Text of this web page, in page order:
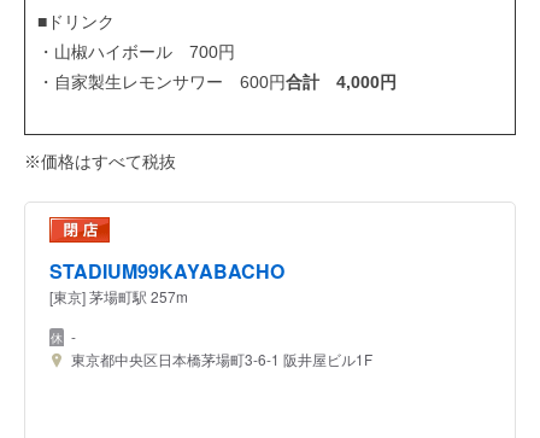
■ドリンク
・山椒ハイボール 700円
・自家製生レモンサワー 600円合計 4,000円
※価格はすべて税抜
STADIUM99KAYABACHO
[東京] 茅場町駅 257m
-
東京都中央区日本橋茅場町3-6-1 阪井屋ビル1F